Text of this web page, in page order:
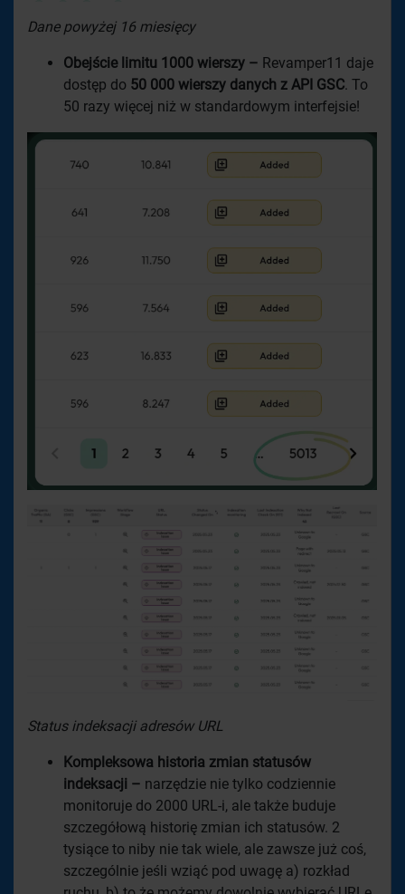
Dane powyżej 16 miesięcy
Obejście limitu 1000 wierszy – Revamper11 daje
dostęp do 50 000 wierszy danych z API GSC. To
50 razy więcej niż w standardowym interfejsie!
Status indeksacji adresów URL
Kompleksowa historia zmian statusów
indeksacji – narzędzie nie tylko codziennie
monitoruje do 2000 URL-i, ale także buduje
szczegółową historię zmian ich statusów. 2
tysiące to niby nie tak wiele, ale zawsze już coś,
szczególnie jeśli wziąć pod uwagę a) rozkład